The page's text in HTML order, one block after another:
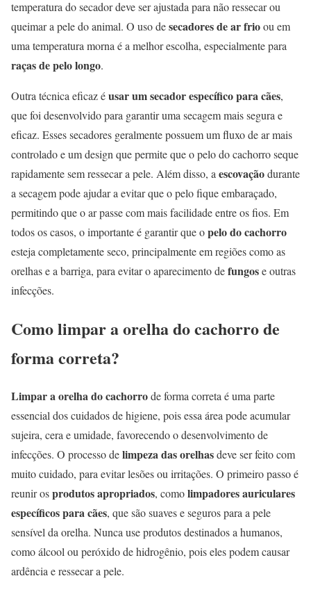
temperatura do secador deve ser ajustada para não ressecar ou
queimar a pele do animal. O uso desecadores de ar frioou em
uma temperatura morna é a melhor escolha, especialmente para
raças de pelo longo.
Outra técnica eficaz éusar um secador específico para cães,
que foi desenvolvido para garantir uma secagem mais segura e
eficaz. Esses secadores geralmente possuem um fluxo de ar mais
controlado e um design que permite que o pelo do cachorro seque
rapidamente sem ressecar a pele. Além disso, a escovaçãodurante
a secagem pode ajudar a evitar que o pelo fique embaraçado,
permitindo que o ar passe com mais facilidade entre os fios. Em
todos os casos, o importante é garantir que opelo do cachorro
esteja completamente seco, principalmente em regiões como as
orelhas e a barriga, para evitar o aparecimento defungose outras
infecções.
Como limpar a orelha do cachorro de
forma correta?
Limpar a orelha do cachorrode forma correta é uma parte
essencial dos cuidados de higiene, pois essa área pode acumular
sujeira, cera e umidade, favorecendo o desenvolvimento de
infecções. O processo delimpeza das orelhasdeve ser feito com
muito cuidado, para evitar lesões ou irritações. O primeiro passo é
reunir osprodutos apropriados, comolimpadores auriculares
específicos para cães, que são suaves e seguros para a pele
sensível da orelha. Nunca use produtos destinados a humanos,
como álcool ou peróxido de hidrogênio, pois eles podem causar
ardência e ressecar a pele.